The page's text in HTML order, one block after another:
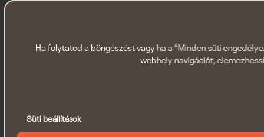
Ha folytatod a böngészést vagy ha a “Minden süti
webhely navigációt,
Süti beállítások